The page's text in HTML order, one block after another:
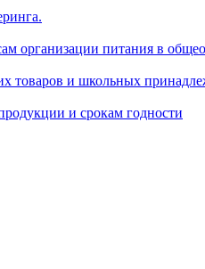
организации питания в
товаров и школьных
и срокам годности